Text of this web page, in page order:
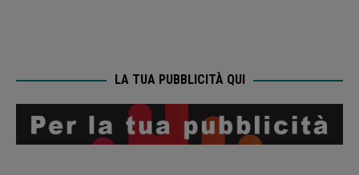
LA TUA PUBBLICITÀ QUI